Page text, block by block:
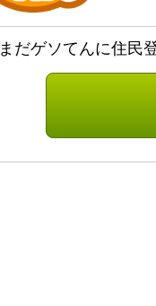
まだゲソてんに住民